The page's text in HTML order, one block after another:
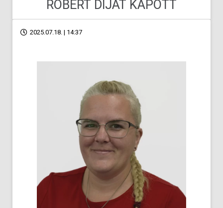
RÓBERT DÍJAT KAPOTT
2025.07.18. | 14:37